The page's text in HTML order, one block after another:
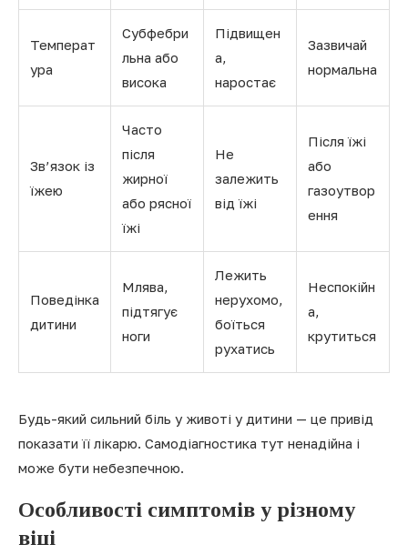
Температ
ура
Субфебри
льна або
висока
Підвищен
а,
наростає
Зазвичай
нормальна
Зв’язок із
їжею
Часто
після
жирної
або рясної
їжі
Не
залежить
від їжі
Після їжі
або
газоутвор
ення
Поведінка
дитини
Млява,
підтягує
ноги
Лежить
нерухомо,
боїться
рухатись
Неспокійн
а,
крутиться
Будь-який сильний біль у животі у дитини — це привід
показати її лікарю. Самодіагностика тут ненадійна і
може бути небезпечною.
Особливості симптомів у різному
віці